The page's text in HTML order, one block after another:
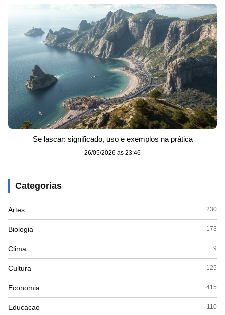
Se lascar: significado, uso e exemplos na prática
26/05/2026 às 23:46
Categorias
Artes 230
Biologia 173
Clima 9
Cultura 125
Economia 415
Educacao 110